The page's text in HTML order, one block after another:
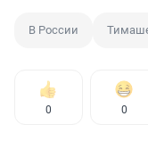
В России
0 0